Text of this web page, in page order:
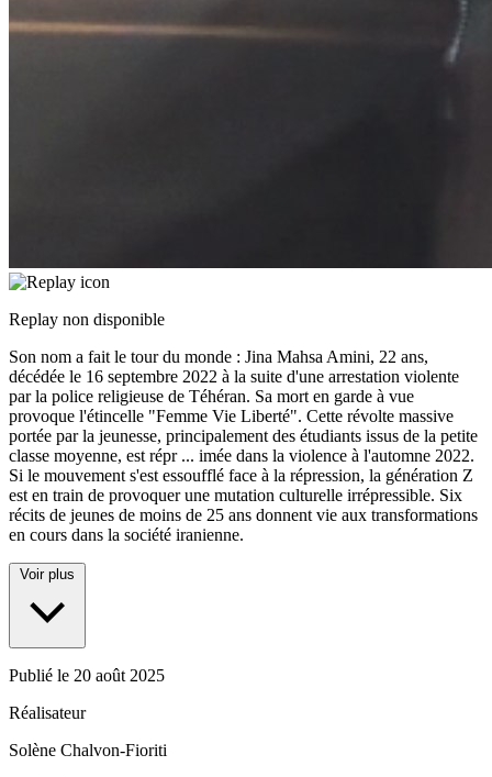
Replay non disponible
Son nom a fait le tour du monde : Jina Mahsa Amini, 22 ans,
décédée le 16 septembre 2022 à la suite d'une arrestation violente
par la police religieuse de Téhéran. Sa mort en garde à vue
provoque l'étincelle "Femme Vie Liberté". Cette révolte massive
portée par la jeunesse, principalement des étudiants issus de la petite
classe moyenne, est répr ... imée dans la violence à l'automne 2022.
Si le mouvement s'est essoufflé face à la répression, la génération Z
est en train de provoquer une mutation culturelle irrépressible. Six
récits de jeunes de moins de 25 ans donnent vie aux transformations
en cours dans la société iranienne.
Voir plus
Publié le 20 août 2025
Réalisateur
Solène Chalvon-Fioriti